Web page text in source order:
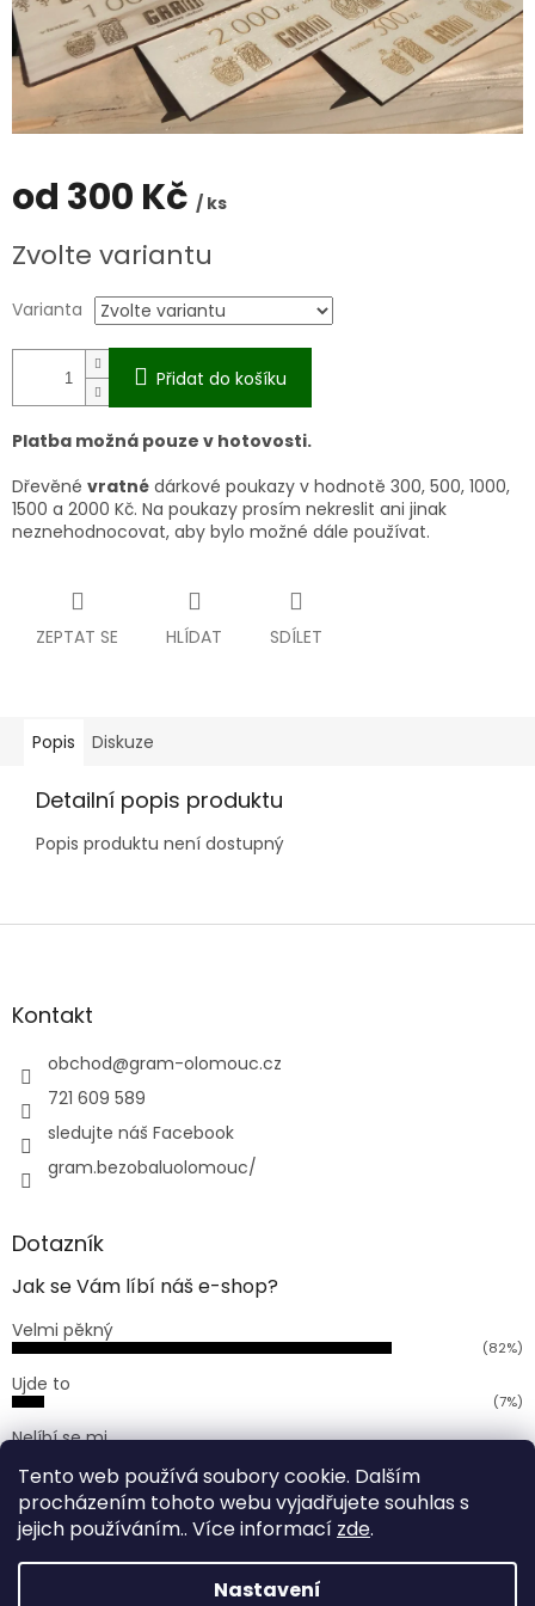
Tento web používá soubory cookie. Dalším
procházením tohoto webu vyjadřujete souhlas s
jejich používáním.. Více informací zde.
Nastavení
od 300 Kč / ks
cena:
Zvolte variantu
Varianta
Přidat do košíku
Platba možná pouze v hotovosti.
Dřevěné vratné dárkové poukazy v hodnotě 300, 500, 1000,
1500 a 2000 Kč. Na poukazy prosím nekreslit ani jinak
neznehodnocovat, aby bylo možné dále používat.
ZEPTAT SE HLÍDAT SDÍLET
Popis Diskuze
Detailní popis produktu
Popis produktu není dostupný
Z
aKontakt
obchod@gram-olomouc.cz
721 609 589
sledujte náš Facebook
gram.bezobaluolomouc/
Dotazník
Jak se Vám líbí náš e-shop?
Velmi pěkný
(82%)
Ujde to
(7%)
Nelíbí se mi
Počet hlasů: 168
Vytvořil Shoptet